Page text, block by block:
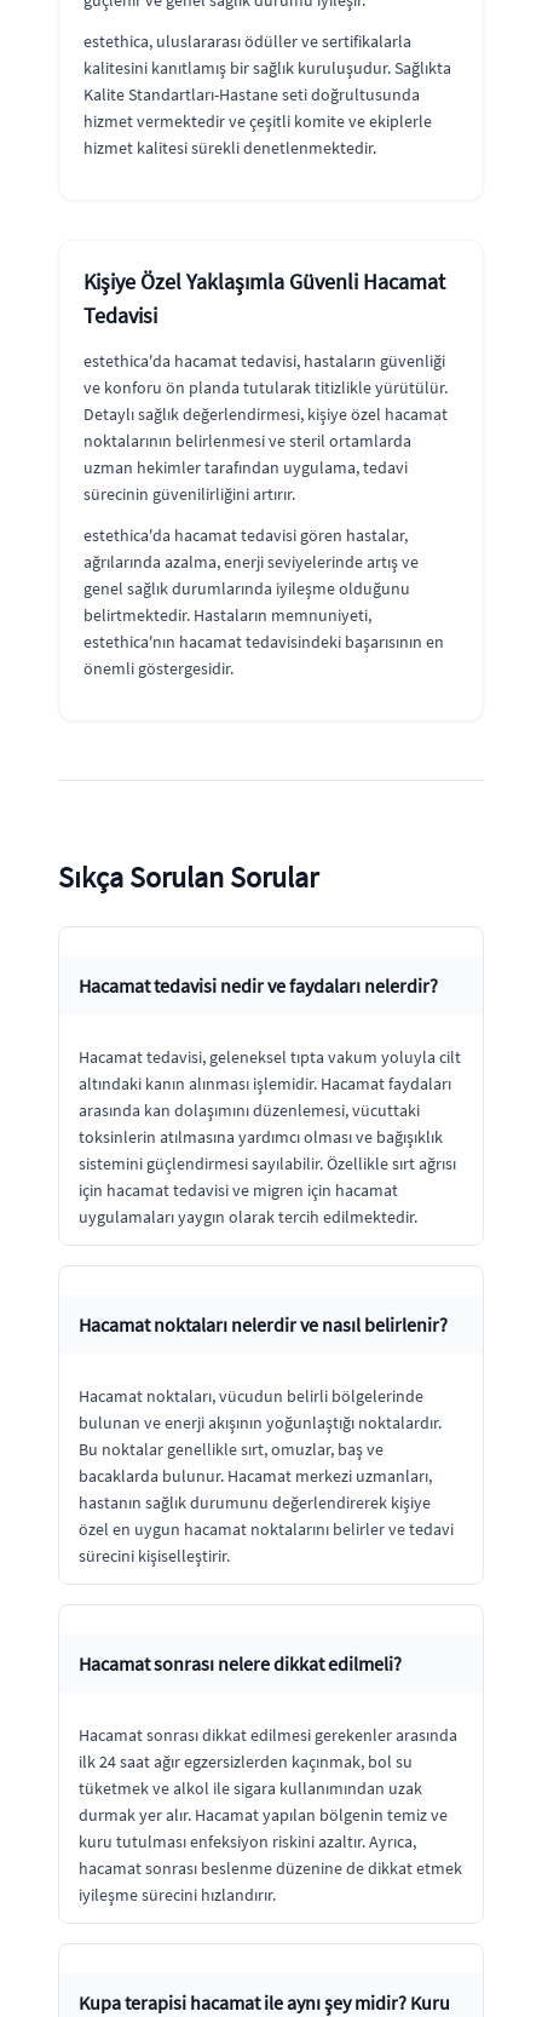
estethica, uluslararası ödüller ve sertifikalarla
kalitesini kanıtlamış bir sağlık kuruluşudur. Sağlıkta
Kalite Standartları-Hastane seti doğrultusunda
hizmet vermektedir ve çeşitli komite ve ekiplerle
hizmet kalitesi sürekli denetlenmektedir.
Kişiye Özel Yaklaşımla Güvenli Hacamat
Tedavisi
estethica'da hacamat tedavisi, hastaların güvenliği
ve konforu ön planda tutularak titizlikle yürütülür.
Detaylı sağlık değerlendirmesi, kişiye özel hacamat
noktalarının belirlenmesi ve steril ortamlarda
uzman hekimler tarafından uygulama, tedavi
sürecinin güvenilirliğini artırır.
estethica'da hacamat tedavisi gören hastalar,
ağrılarında azalma, enerji seviyelerinde artış ve
genel sağlık durumlarında iyileşme olduğunu
belirtmektedir. Hastaların memnuniyeti,
estethica'nın hacamat tedavisindeki başarısının en
önemli göstergesidir.
Sıkça Sorulan Sorular
Hacamat tedavisi nedir ve faydaları nelerdir?
Hacamat tedavisi, geleneksel tıpta vakum yoluyla cilt
altındaki kanın alınması işlemidir. Hacamat faydaları
arasında kan dolaşımını düzenlemesi, vücuttaki
toksinlerin atılmasına yardımcı olması ve bağışıklık
sistemini güçlendirmesi sayılabilir. Özellikle sırt ağrısı
için hacamat tedavisi ve migren için hacamat
uygulamaları yaygın olarak tercih edilmektedir.
Hacamat noktaları nelerdir ve nasıl belirlenir?
Hacamat noktaları, vücudun belirli bölgelerinde
bulunan ve enerji akışının yoğunlaştığı noktalardır.
Bu noktalar genellikle sırt, omuzlar, baş ve
bacaklarda bulunur. Hacamat merkezi uzmanları,
hastanın sağlık durumunu değerlendirerek kişiye
özel en uygun hacamat noktalarını belirler ve tedavi
sürecini kişiselleştirir.
Hacamat sonrası nelere dikkat edilmeli?
Hacamat sonrası dikkat edilmesi gerekenler arasında
ilk 24 saat ağır egzersizlerden kaçınmak, bol su
tüketmek ve alkol ile sigara kullanımından uzak
durmak yer alır. Hacamat yapılan bölgenin temiz ve
kuru tutulması enfeksiyon riskini azaltır. Ayrıca,
hacamat sonrası beslenme düzenine de dikkat etmek
iyileşme sürecini hızlandırır.
Kupa terapisi hacamat ile aynı şey midir? Kuru